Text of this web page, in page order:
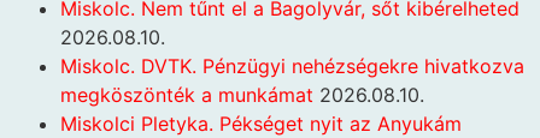
Miskolc. Nem tűnt el a Bagolyvár, sőt kibérelheted
2026.08.10.
Miskolc. DVTK. Pénzügyi nehézségekre hivatkozva
megköszönték a munkámat 2026.08.10.
Miskolci Pletyka. Pékséget nyit az Anyukám